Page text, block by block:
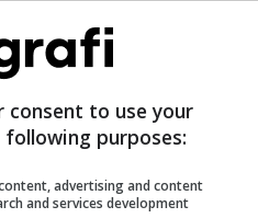
janë
në BE
consent to use your
purposes:
advertising and content
and services development